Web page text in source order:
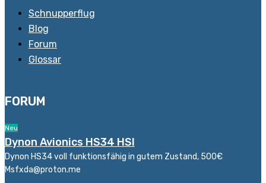
Schnupperflug
Blog
Forum
Glossar
FORUM
Neu
Dynon Avionics HS34 HSI
Dynon HS34 voll funktionsfähig in gutem Zustand, 500€
Msfxda@proton.me